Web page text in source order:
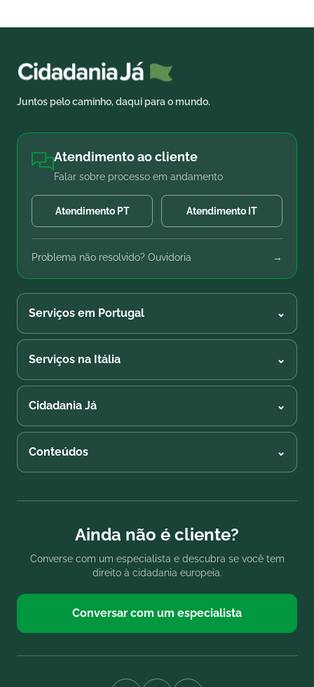
Juntos pelo caminho, daqui para o mundo.
Atendimento ao cliente
Falar sobre processo em andamento
Atendimento PT Atendimento IT
Problema não resolvido? Ouvidoria →
Serviços em Portugal ⌄
Serviços na Itália ⌄
Cidadania Já ⌄
Conteúdos ⌄
Ainda não é cliente?
Converse com um especialista e descubra se você tem
direito à cidadania europeia.
Conversar com um especialista